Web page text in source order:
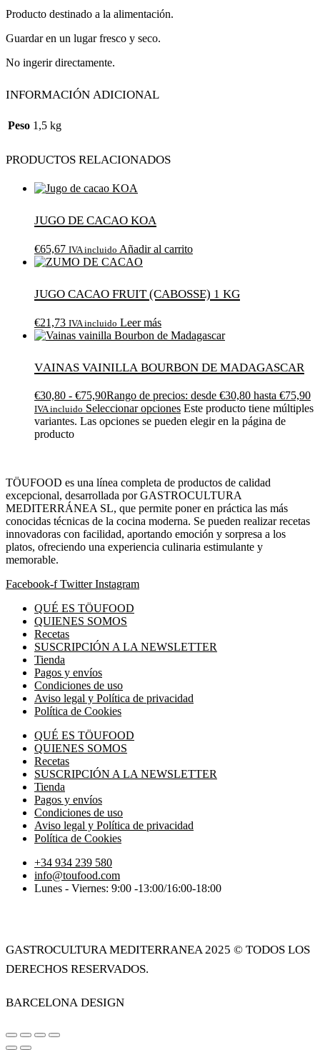
Producto destinado a la alimentación.
Guardar en un lugar fresco y seco.
No ingerir directamente.
Información adicional
Peso 1,5 kg
Productos relacionados
Jugo de cacao KOA
€65,67 IVA incluido Añadir al carrito
JUGO CACAO FRUIT (CABOSSE) 1 KG
€21,73 IVA incluido Leer más
Vainas vainilla Bourbon de Madagascar
€30,80 - €75,90Rango de precios: desde €30,80 hasta €75,90
IVA incluido Seleccionar opciones Este producto tiene múltiples
variantes. Las opciones se pueden elegir en la página de
producto
TÖUFOOD es una línea completa de productos de calidad
excepcional, desarrollada por GASTROCULTURA
MEDITERRÁNEA SL, que permite poner en práctica las más
conocidas técnicas de la cocina moderna. Se pueden realizar recetas
innovadoras con facilidad, aportando emoción y sorpresa a los
platos, ofreciendo una experiencia culinaria estimulante y
memorable.
Facebook-f Twitter Instagram
QUÉ ES TÖUFOOD
QUIENES SOMOS
Recetas
SUSCRIPCIÓN A LA NEWSLETTER
Tienda
Pagos y envíos
Condiciones de uso
Aviso legal y Política de privacidad
Política de Cookies
QUÉ ES TÖUFOOD
QUIENES SOMOS
Recetas
SUSCRIPCIÓN A LA NEWSLETTER
Tienda
Pagos y envíos
Condiciones de uso
Aviso legal y Política de privacidad
Política de Cookies
+34 934 239 580
info@toufood.com
Lunes - Viernes: 9:00 -13:00/16:00-18:00
GASTROCULTURA MEDITERRANEA 2025 © todos los
derechos reservados.
Barcelona design